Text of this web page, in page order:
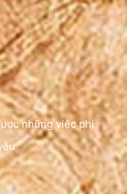
những việc phi